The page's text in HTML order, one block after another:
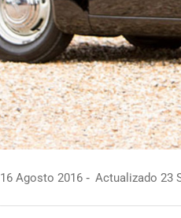
16 Agosto 2016 Actualizado 23